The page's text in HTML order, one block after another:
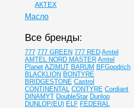
АКТЕХ
Масло
Все бренды:
777 777 GREEN 777 RED Amtel
AMTEL NORD MASTER Amtel
Planet AZIMUT BARUM BFGoodrich
BLACKLION BONTYRE
BRIDGESTONE Castrol
CONTINENTAL CONTYRE Cordiant
DINAMYT DoubleStar Dunlop
DUNLOP(EU) ELF FEDERAL